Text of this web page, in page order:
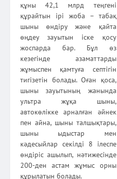
құны 42,1 млрд теңгені
құрайтын ірі жоба – табақ
шыны өндіру және қайта
өңдеу зауытын іске қосу
жоспарда бар. Бұл өз
кезегінде азаматтарды
жұмыспен қамтуға септігін
тигізетін болады. Оған қоса,
шыны зауытының жанында
ультра жұқа шыны,
автокөлікке арналған әйнек
пен айна, шыны талшықтары,
шыны ыдыстар мен
кәдесыйлар секілді 8 ілеспе
өндіріс ашылып, нәтижесінде
200-ден астам жұмыс орны
құрылатын болады.